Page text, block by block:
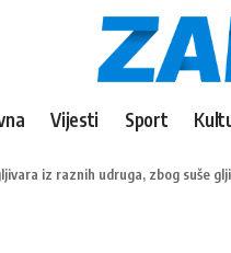
Vijesti Sport
iz raznih udruga, zbog suše